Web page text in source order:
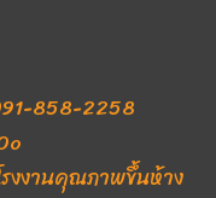
858-2258
งงานคุณภาพขึ้นห้าง